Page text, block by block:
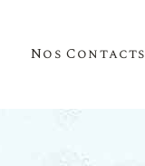
Nos Contacts